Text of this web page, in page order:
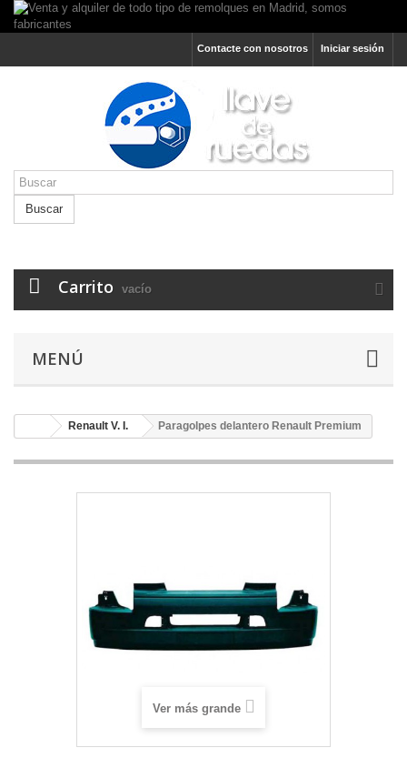
Iniciar sesión
Contacte con nosotros
Buscar
Carrito vacío
MENÚ
Renault V. I. Paragolpes delantero Renault Premium
Ver más grande